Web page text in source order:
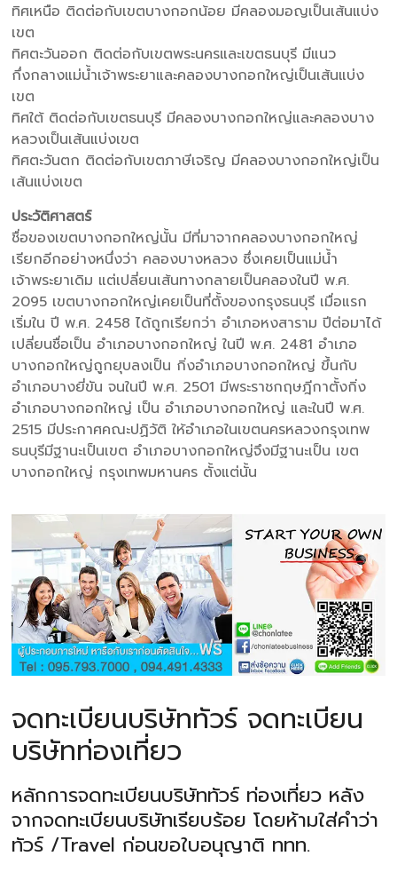
ทิศเหนือ ติดต่อกับเขตบางกอกน้อย มีคลองมอญเป็นเส้นแบ่ง
เขต
ทิศตะวันออก ติดต่อกับเขตพระนครและเขตธนบุรี มีแนว
กึ่งกลางแม่น้ำเจ้าพระยาและคลองบางกอกใหญ่เป็นเส้นแบ่ง
เขต
ทิศใต้ ติดต่อกับเขตธนบุรี มีคลองบางกอกใหญ่และคลองบาง
หลวงเป็นเส้นแบ่งเขต
ทิศตะวันตก ติดต่อกับเขตภาษีเจริญ มีคลองบางกอกใหญ่เป็น
เส้นแบ่งเขต
ประวัติศาสตร์
ชื่อของเขตบางกอกใหญ่นั้น มีที่มาจากคลองบางกอกใหญ่
เรียกอีกอย่างหนึ่งว่า คลองบางหลวง ซึ่งเคยเป็นแม่น้ำ
เจ้าพระยาเดิม แต่เปลี่ยนเส้นทางกลายเป็นคลองในปี พ.ศ.
2095 เขตบางกอกใหญ่เคยเป็นที่ตั้งของกรุงธนบุรี เมื่อแรก
เริ่มใน ปี พ.ศ. 2458 ได้ถูกเรียกว่า อำเภอหงสาราม ปีต่อมาได้
เปลี่ยนชื่อเป็น อำเภอบางกอกใหญ่ ในปี พ.ศ. 2481 อำเภอ
บางกอกใหญ่ถูกยุบลงเป็น กิ่งอำเภอบางกอกใหญ่ ขึ้นกับ
อำเภอบางยี่ขัน จนในปี พ.ศ. 2501 มีพระราชกฤษฎีกาตั้งกิ่ง
อำเภอบางกอกใหญ่ เป็น อำเภอบางกอกใหญ่ และในปี พ.ศ.
2515 มีประกาศคณะปฏิวัติ ให้อำเภอในเขตนครหลวงกรุงเทพ
ธนบุรีมีฐานะเป็นเขต อำเภอบางกอกใหญ่จึงมีฐานะเป็น เขต
บางกอกใหญ่ กรุงเทพมหานคร ตั้งแต่นั้น
จดทะเบียนบริษัททัวร์ จดทะเบียน
บริษัทท่องเที่ยว
หลักการจดทะเบียนบริษัททัวร์ ท่องเที่ยว หลัง
จากจดทะเบียนบริษัทเรียบร้อย โดยห้ามใส่คำว่า
ทัวร์ /Travel ก่อนขอใบอนุญาติ ททท.